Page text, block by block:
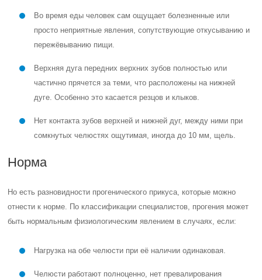
Во время еды человек сам ощущает болезненные или
просто неприятные явления, сопутствующие откусыванию и
пережёвыванию пищи.
Верхняя дуга передних верхних зубов полностью или
частично прячется за теми, что расположены на нижней
дуге. Особенно это касается резцов и клыков.
Нет контакта зубов верхней и нижней дуг, между ними при
сомкнутых челюстях ощутимая, иногда до 10 мм, щель.
Норма
Но есть разновидности прогенического прикуса, которые можно
отнести к норме. По классификации специалистов, прогения может
быть нормальным физиологическим явлением в случаях, если:
Нагрузка на обе челюсти при её наличии одинаковая.
Челюсти работают полноценно, нет превалирования